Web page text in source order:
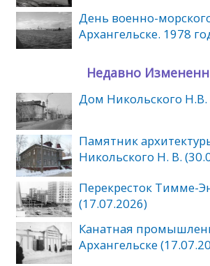
День военно-
Архангельске. 1978
Недавно
Дом Никольского Н.В.
Памятник
Никольского Н. В.
Перекресток Тимме-
(17.07.2026)
Канатная
Архангельске